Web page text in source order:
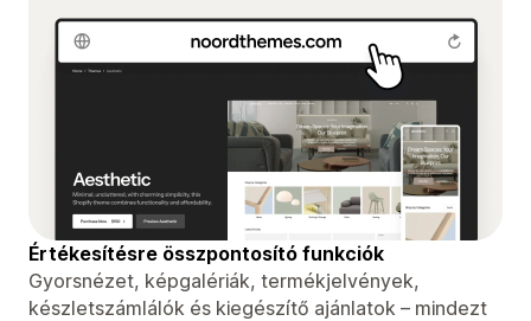
Értékesítésre összpontosító funkciók
Gyorsnézet, képgalériák, termékjelvények,
készletszámlálók és kiegészítő ajánlatok – mindezt